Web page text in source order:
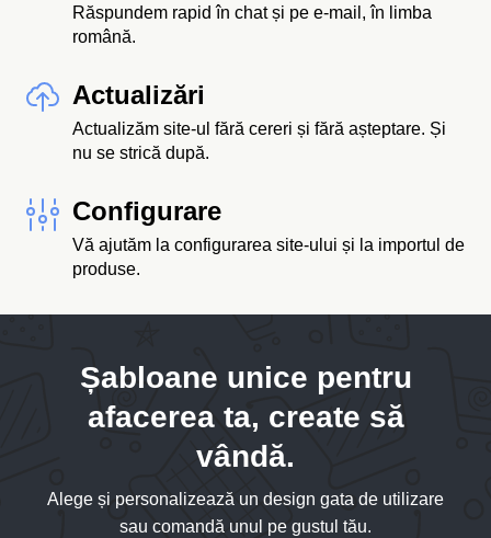
Răspundem rapid în chat și pe e-mail, în limba
română.
Actualizări
Actualizăm site-ul fără cereri și fără așteptare. Și
nu se strică după.
Configurare
Vă ajutăm la configurarea site-ului și la importul de
produse.
Șabloane unice pentru
afacerea ta, create să
vândă.
Alege și personalizează un design gata de utilizare
sau comandă unul pe gustul tău.